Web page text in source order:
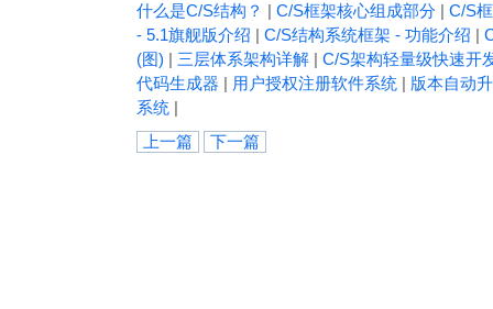
什么是C/S结构？ | C/S框架核心组成部分 | C/S
- 5.1旗舰版介绍 | C/S结构系统框架 - 功能介绍 |
(图) | 三层体系架构详解 | C/S架构轻量级快速开
代码生成器 | 用户授权注册软件系统 | 版本自动
系统 |
上一篇
下一篇